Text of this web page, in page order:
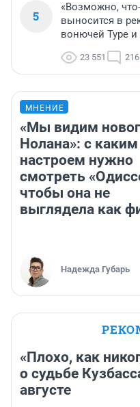
5
«Возможно,
выносится в
вонючей Туре
23 551 216
МНЕНИЕ
«Мы видим
Нолана»: с каким
настроем нужно
смотреть
чтобы она не
выглядела как
Надежда Губарь
«Плохо, как
о судьбе
августе